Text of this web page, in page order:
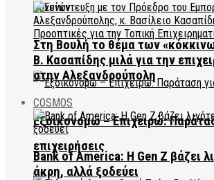
Στη Βουλή το θέμα των
Εξοικονομώ – Επιχειρώ:
επιχειρήσεις
Β. Κασαπίδης μιλά για την
στην Αλεξανδρούπολη
COSMOS
Bank of America: Η Gen Z βάζει
άκρη, αλλά ξοδεύει